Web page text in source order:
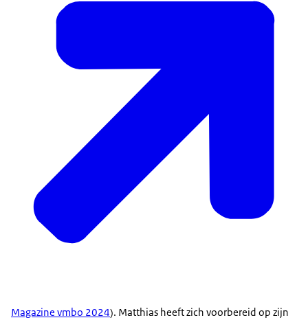
Magazine vmbo 2024). Matthias heeft zich voorbereid op zijn